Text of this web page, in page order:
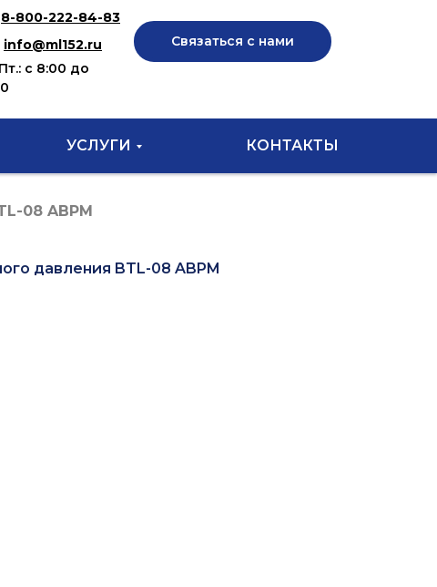
8-800-222-84-83
с 8:00 до
info@ml152.ru Связаться с нами
УСЛУГИ КОНТАКТЫ
08 ABPM
давления BTL-08 ABPM